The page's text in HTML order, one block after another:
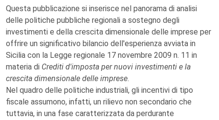
Questa pubblicazione si inserisce nel panorama di analisi
delle politiche pubbliche regionali a sostegno degli
investimenti e della crescita dimensionale delle imprese per
offrire un significativo bilancio dell'esperienza avviata in
Sicilia con la Legge regionale 17 novembre 2009 n. 11 in
materia di Crediti d'imposta per nuovi investimenti e la
crescita dimensionale delle imprese.
Nel quadro delle politiche industriali, gli incentivi di tipo
fiscale assumono, infatti, un rilievo non secondario che
tuttavia, in una fase caratterizzata da perdurante